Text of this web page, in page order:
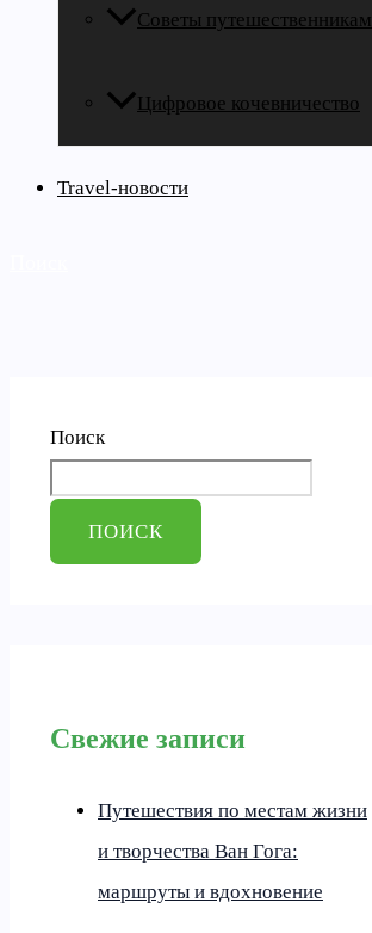
Советы путешественникам
Цифровое кочевничество
Travel-новости
Поиск
ПОИСК
Свежие записи
Путешествия по местам жизни
и творчества Ван Гога:
маршруты и вдохновение